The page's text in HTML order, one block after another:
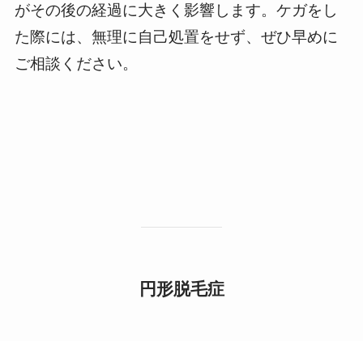
がその後の経過に大きく影響します。ケガをし
た際には、無理に自己処置をせず、ぜひ早めに
ご相談ください。
円形脱毛症